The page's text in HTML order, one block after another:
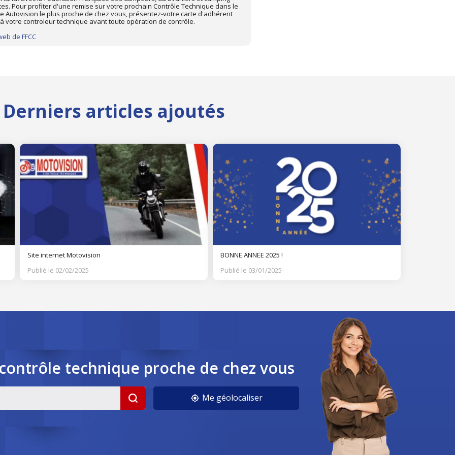
Pour profiter d'une remise sur votre prochain Contrôle Technique dans le
Autovision le plus proche de chez vous, présentez-votre carte d'adhérent
à votre controleur technique avant toute opération de contrôle.
de FFCC
Derniers articles ajoutés
Site internet Motovision
Publié le 02/02/2025
BONNE ANNEE 2025 !
Publié le 03/01/2025
technique proche de chez vous
Me géolocaliser